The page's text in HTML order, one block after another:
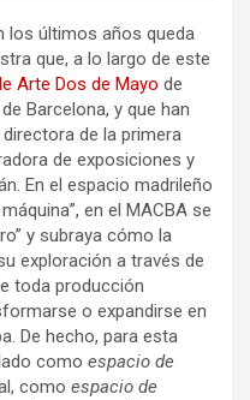
los últimos años queda
que, a lo largo de este
Arte Dos de Mayo de
Barcelona, y que han
directora de la primera
de exposiciones y
En el espacio madrileño
en el MACBA se
y subraya cómo la
exploración a través de
toda producción
o expandirse en
De hecho, para esta
como espacio de
como espacio de